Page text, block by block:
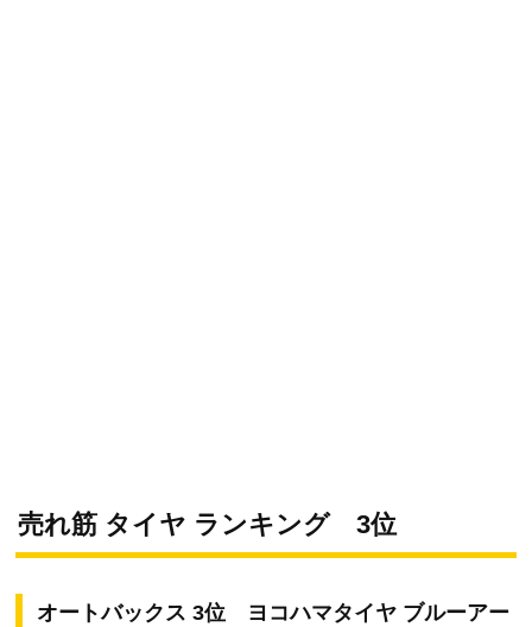
売れ筋 タイヤ ランキング 3位
オートバックス 3位 ヨコハマタイヤ ブルーアー